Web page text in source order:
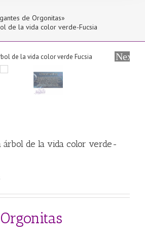
de Orgonitas»
de la vida color verde-Fucsia
Next
árbol de la vida color verde-
Orgonitas